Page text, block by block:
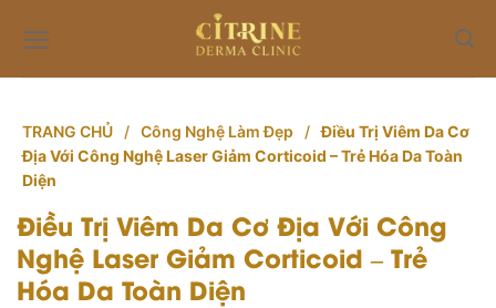
content
TRANG CHỦ / Công Nghệ Làm Đẹp / Điều Trị Viêm Da Cơ
Địa Với Công Nghệ Laser Giảm Corticoid – Trẻ Hóa Da Toàn
Diện
Điều Trị Viêm Da Cơ Địa Với Công
Nghệ Laser Giảm Corticoid – Trẻ
Hóa Da Toàn Diện